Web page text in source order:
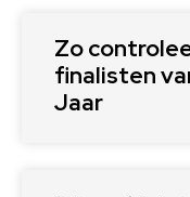
Zo
finalisten
Jaar